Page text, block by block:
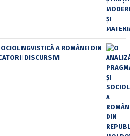
A ROMÂNEI DIN
DISCURSIVI